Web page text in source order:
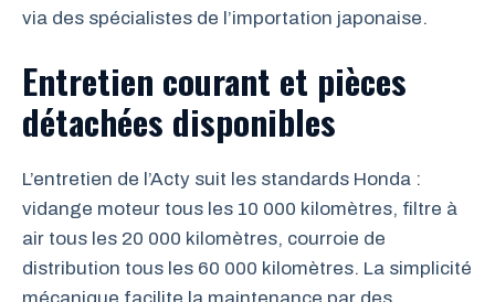
via des spécialistes de l’importation japonaise.
Entretien courant et pièces
détachées disponibles
L’entretien de l’Acty suit les standards Honda :
vidange moteur tous les 10 000 kilomètres, filtre à
air tous les 20 000 kilomètres, courroie de
distribution tous les 60 000 kilomètres. La simplicité